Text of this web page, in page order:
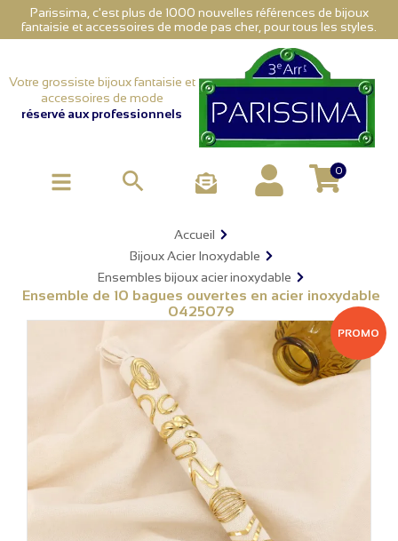
Parissima, c'est plus de 1000 nouvelles références de bijoux
fantaisie et accessoires de mode pas cher, pour tous les styles.
Votre grossiste bijoux fantaisie et
accessoires de mode
réservé aux professionnels
 0
Accueil
Bijoux Acier Inoxydable
Ensembles bijoux acier inoxydable
Ensemble de 10 bagues ouvertes en acier inoxydable
0425079
PROMO